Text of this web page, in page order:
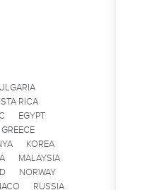
RICA
EGYPT
GREECE
KOREA
MALAYSIA
NORWAY
RUSSIA